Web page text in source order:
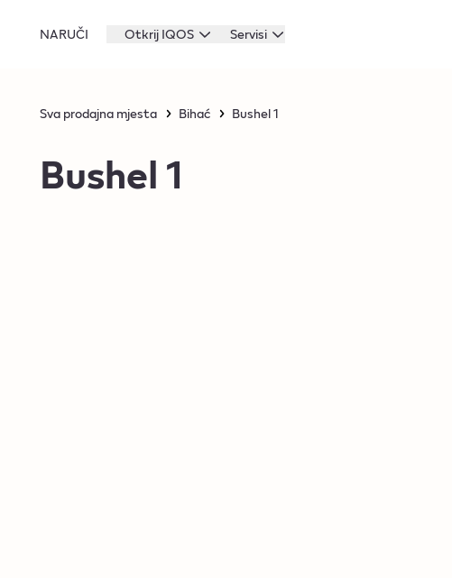
NARUČI Otkrij IQOS Servisi
Sva prodajna mjesta Bihać Bushel 1
Bushel 1